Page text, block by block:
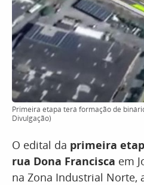
Primeira etapa terá formação de
Divulgação)
O edital da primeira
rua Dona Francisca em
na Zona Industrial Norte,